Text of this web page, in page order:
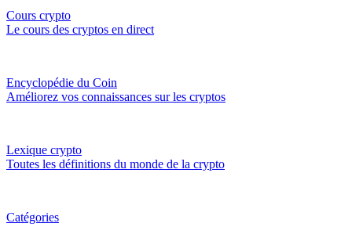
Cours crypto
Le cours des cryptos en direct
Encyclopédie du Coin
Améliorez vos connaissances sur les cryptos
Lexique crypto
Toutes les définitions du monde de la crypto
Catégories